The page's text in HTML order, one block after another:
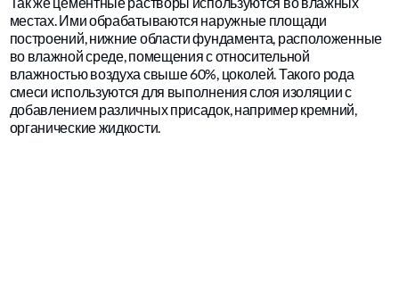
местах. Ими обрабатываются наружные площади
построений, нижние области фундамента, расположенные
во влажной среде, помещения с относительной
влажностью воздуха свыше 60%, цоколей. Такого рода
смеси используются для выполнения слоя изоляции с
добавлением различных присадок, например кремний,
органические жидкости.